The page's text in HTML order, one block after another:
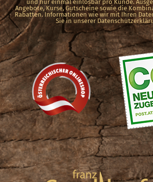
gewählt
werden
und nur einmal einlösbar pro Kunde.
Angebote, Kurse, Gutscheine sowie die
Rabatten. Informationen wie wir mit Ihren
Sie in unserer